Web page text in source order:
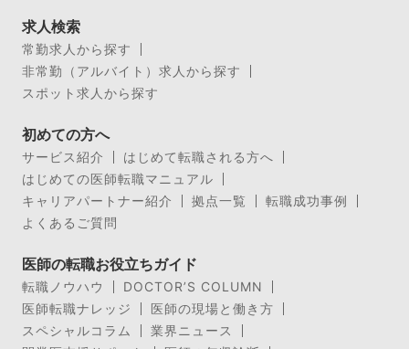
求人検索
常勤求人から探す
非常勤（アルバイト）求人から探す
スポット求人から探す
初めての方へ
サービス紹介
はじめて転職される方へ
はじめての医師転職マニュアル
キャリアパートナー紹介
拠点一覧
転職成功事例
よくあるご質問
医師の転職お役立ちガイド
転職ノウハウ
DOCTOR’S COLUMN
医師転職ナレッジ
医師の現場と働き方
スペシャルコラム
業界ニュース